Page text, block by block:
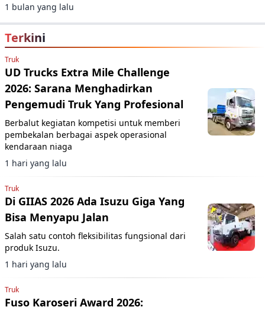
1 bulan yang lalu
Terkini
Truk
UD Trucks Extra Mile Challenge
2026: Sarana Menghadirkan
Pengemudi Truk Yang Profesional
Berbalut kegiatan kompetisi untuk memberi
pembekalan berbagai aspek operasional
kendaraan niaga
1 hari yang lalu
Truk
Di GIIAS 2026 Ada Isuzu Giga Yang
Bisa Menyapu Jalan
Salah satu contoh fleksibilitas fungsional dari
produk Isuzu.
1 hari yang lalu
Truk
Fuso Karoseri Award 2026: